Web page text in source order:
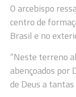
O arcebispo
centro de
Brasil e no
“Neste terreno
abençoados por
de Deus a